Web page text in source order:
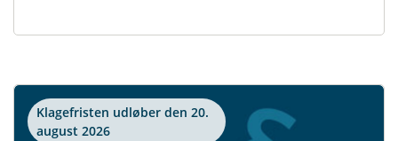
Klagefristen udløber den 20.
august 2026